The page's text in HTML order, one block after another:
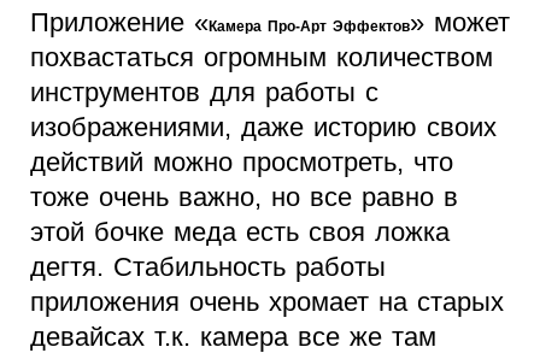
Приложение «Камера Про-Арт Эффектов» может
похвастаться огромным количеством
инструментов для работы с
изображениями, даже историю своих
действий можно просмотреть, что
тоже очень важно, но все равно в
этой бочке меда есть своя ложка
дегтя. Стабильность работы
приложения очень хромает на старых
девайсах т.к. камера все же там